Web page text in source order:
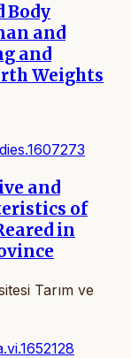
Body
and
and
Weights
and
of
in
Tarım ve